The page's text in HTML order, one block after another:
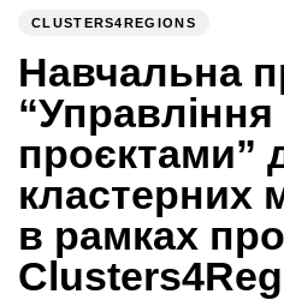
CLUSTERS4REGIONS
Навчальна
“Управління
проєктами”
кластерних
в рамках